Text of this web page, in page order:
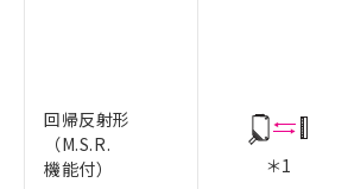
回帰反射形
（M.S.R.
機能付）
＊1